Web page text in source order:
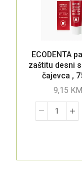
ECODENTA
zaštitu desni
čajevca ,
9,15 KM